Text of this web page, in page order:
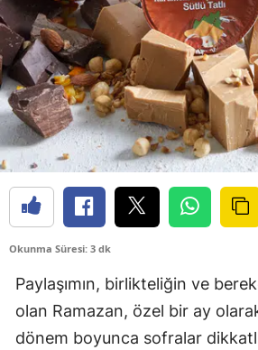
Okunma Süresi: 3 dk
Paylaşımın, birlikteliğin ve
olan Ramazan, özel bir ay
dönem boyunca sofralar